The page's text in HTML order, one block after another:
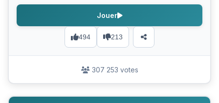
494 213
Jouer
307 253 votes